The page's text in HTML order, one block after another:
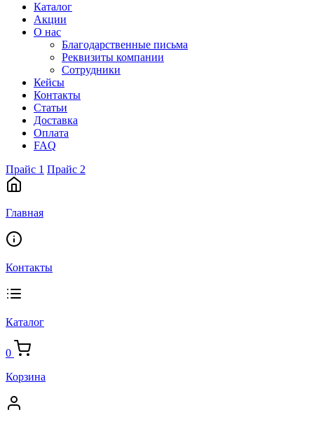
Каталог
Акции
О нас
Благодарственные письма
Реквизиты компании
Сотрудники
Кейсы
Контакты
Статьи
Доставка
Оплата
FAQ
Прайс 1 Прайс 2
Главная
Контакты
Каталог
0
Корзина